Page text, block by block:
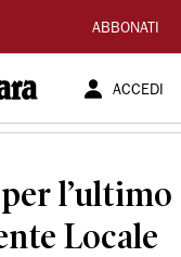
ABBONATI
ACCEDI
l’ultimo
Locale